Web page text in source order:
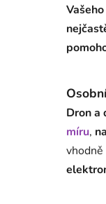
Dron a
míru,
vhodně